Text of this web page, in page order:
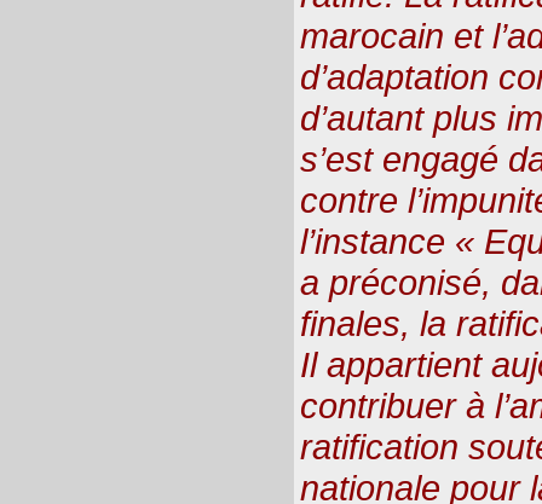
marocain et
d’adaptation
d’autant plus
s’est engagé
contre
l’instance «
a préconisé,
finales, la
Il appartient
contribuer à
ratification
nationale pour